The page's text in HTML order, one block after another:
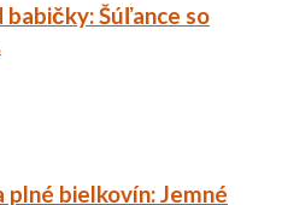
babičky: Šúľance so
plné bielkovín: Jemné